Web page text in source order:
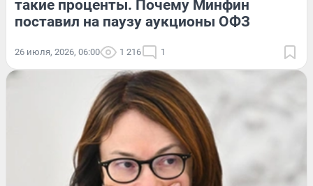
такие проценты. Почему Минфин
поставил на паузу аукционы ОФЗ
26 июля, 2026, 06:00 1 216 1